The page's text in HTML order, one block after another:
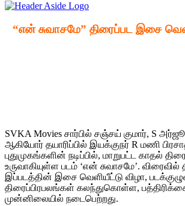
“என் சுவாசமே” திரைப்பட இசை
SVKA Movies சார்பில் சஞ்சய் குமார், S
ஆகியோர் தயாரிப்பில் இயக்குநர் R மணி
புதுமுகங்களின் நடிப்பில், மாறுபட்ட காதல்
உருவாகியுள்ள படம் ‘என் சுவாசமே’.
இப்படத்தின் இசை வெளியீட்டு விழா,
திரைப்பிரபலங்கள் கலந்துகொள்ள,
முன்னிலையில் நடைபெற்றது.